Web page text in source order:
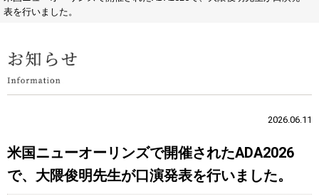
表を行いました。
2026.06.11
米国ニューオーリンズで開催されたADA2026
で、大隈俊明先生が口演発表を行いました。